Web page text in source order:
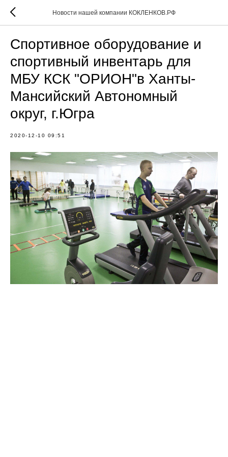
Новости нашей компании КОКЛЕНКОВ.РФ
Спортивное оборудование и
спортивный инвентарь для
МБУ КСК "ОРИОН"в Ханты-
Мансийский Автономный
округ, г.Югра
2020-12-10 09:51